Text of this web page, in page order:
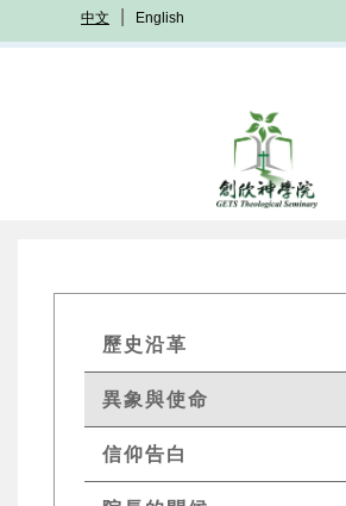
至
中文 English
GETs
About
Menu
歷史沿革
異象與使命
信仰告白